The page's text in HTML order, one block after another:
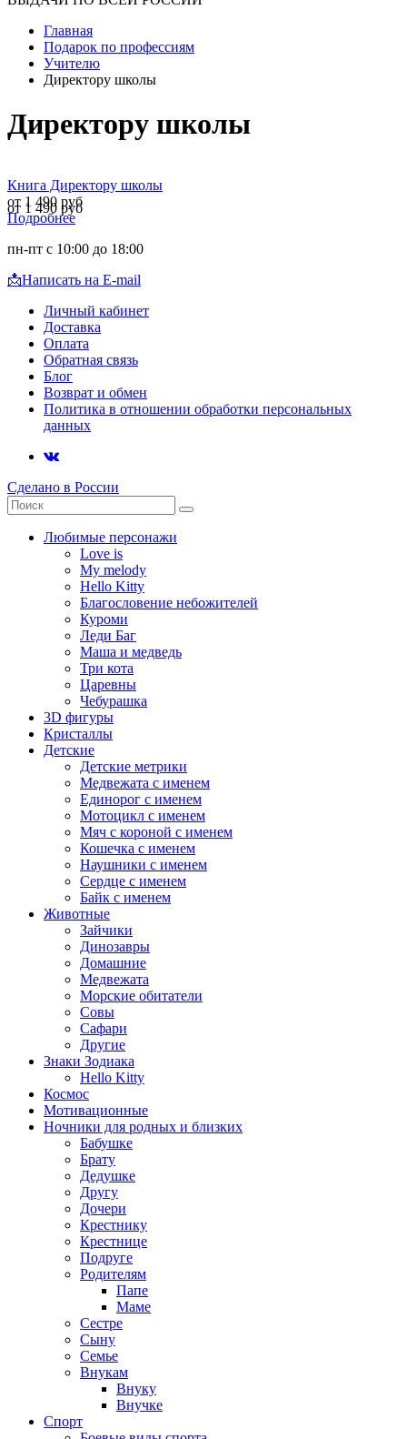
Главная
Подарок по профессиям
Учителю
Директору школы
Директору школы
Книга Директору школы
от 1 490 руб
от 1 490 руб
Подробнее
пн-пт с 10:00 до 18:00
📩Написать на E-mail
Личный кабинет
Доставка
Оплата
Обратная связь
Блог
Возврат и обмен
Политика в отношении обработки персональных
данных
Сделано в России
Любимые персонажи
Love is
My melody
Hello Kitty
Благословение небожителей
Куроми
Леди Баг
Маша и медведь
Три кота
Царевны
Чебурашка
3D фигуры
Кристаллы
Детские
Детские метрики
Медвежата с именем
Единорог с именем
Мотоцикл с именем
Мяч с короной с именем
Кошечка с именем
Наушники с именем
Сердце с именем
Байк с именем
Животные
Зайчики
Динозавры
Домашние
Медвежата
Морские обитатели
Совы
Сафари
Другие
Знаки Зодиака
Hello Kitty
Космос
Мотивационные
Ночники для родных и близких
Бабушке
Брату
Дедушке
Другу
Дочери
Крестнику
Крестнице
Подруге
Родителям
Папе
Маме
Сестре
Сыну
Семье
Внукам
Внуку
Внучке
Спорт